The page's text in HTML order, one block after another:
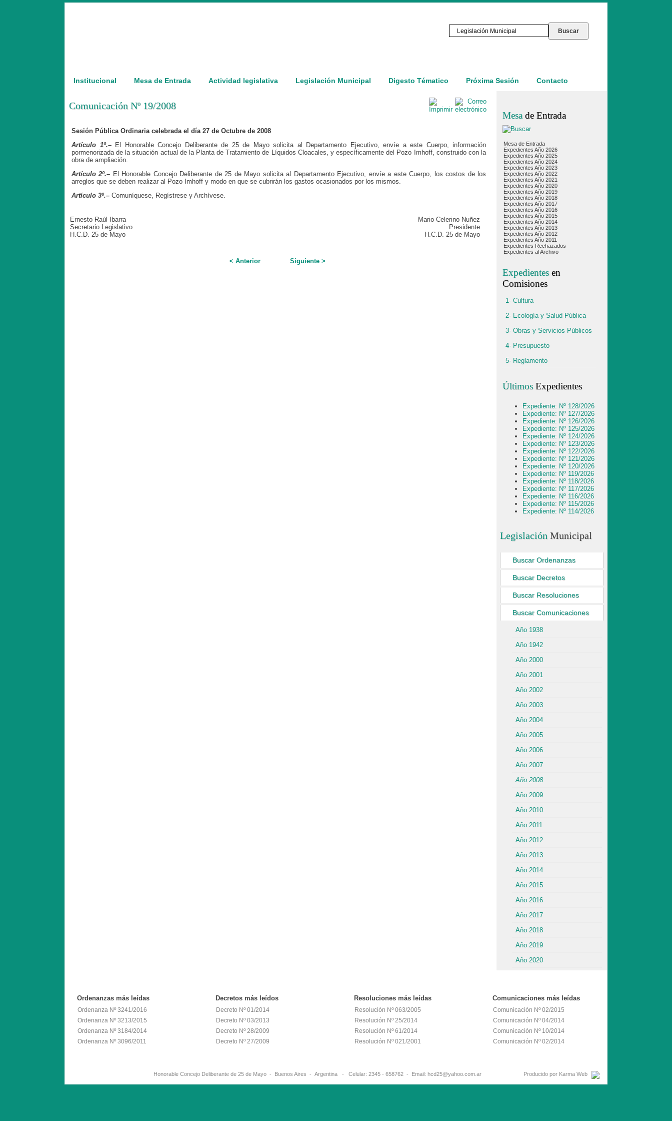
Institucional Mesa de Entrada Actividad legislativa Legislación Municipal Digesto Tématico Próxima Sesión Contacto
Comunicación Nº 19/2008
Sesión Pública Ordinaria celebrada el día 27 de Octubre de 2008
Artículo 1º.–El Honorable Concejo Deliberante de 25 de Mayo solicita al Departamento Ejecutivo, envíe a este Cuerpo, información
pormenorizada de la situación actual de la Planta de Tratamiento de Líquidos Cloacales, y específicamente del Pozo Imhoff, construido con la
obra de ampliación.
Artículo 2º.– El Honorable Concejo Deliberante de 25 de Mayo solicita al Departamento Ejecutivo, envíe a este Cuerpo, los costos de los
arreglos que se deben realizar al Pozo Imhoff y modo en que se cubrirán los gastos ocasionados por los mismos.
Artículo 3º.– Comuníquese, Regístrese y Archívese.
Ernesto Raúl Ibarra
Secretario Legislativo
H.C.D. 25 de Mayo
Mario Celerino Nuñez
Presidente
H.C.D. 25 de Mayo
< Anterior Siguiente >
Mesa de Entrada
Mesa de Entrada
Expedientes Año 2026
Expedientes Año 2025
Expedientes Año 2024
Expedientes Año 2023
Expedientes Año 2022
Expedientes Año 2021
Expedientes Año 2020
Expedientes Año 2019
Expedientes Año 2018
Expedientes Año 2017
Expedientes Año 2016
Expedientes Año 2015
Expedientes Año 2014
Expedientes Año 2013
Expedientes Año 2012
Expedientes Año 2011
Expedientes Rechazados
Expedientes al Archivo
Expedientesen
Comisiones
1- Cultura
2- Ecología y Salud Pública
3- Obras y Servicios Públicos
4- Presupuesto
5- Reglamento
ÚltimosExpedientes
Expediente: Nº 128/2026
Expediente: Nº 127/2026
Expediente: Nº 126/2026
Expediente: Nº 125/2026
Expediente: Nº 124/2026
Expediente: Nº 123/2026
Expediente: Nº 122/2026
Expediente: Nº 121/2026
Expediente: Nº 120/2026
Expediente: Nº 119/2026
Expediente: Nº 118/2026
Expediente: Nº 117/2026
Expediente: Nº 116/2026
Expediente: Nº 115/2026
Expediente: Nº 114/2026
Legislación Municipal
Buscar Ordenanzas
Buscar Decretos
Buscar Resoluciones
Buscar Comunicaciones
Año 1938
Año 1942
Año 2000
Año 2001
Año 2002
Año 2003
Año 2004
Año 2005
Año 2006
Año 2007
Año 2008
Año 2009
Año 2010
Año 2011
Año 2012
Año 2013
Año 2014
Año 2015
Año 2016
Año 2017
Año 2018
Año 2019
Año 2020
Ordenanzas más leídas
Ordenanza Nº 3241/2016
Ordenanza Nº 3213/2015
Ordenanza Nº 3184/2014
Ordenanza Nº 3096/2011
Decretos más leídos
Decreto Nº 01/2014
Decreto Nº 03/2013
Decreto Nº 28/2009
Decreto Nº 27/2009
Resoluciones más leídas
Resolución Nº 063/2005
Resolución Nº 25/2014
Resolución Nº 61/2014
Resolución Nº 021/2001
Comunicaciones más leídas
Comunicación Nº 02/2015
Comunicación Nº 04/2014
Comunicación Nº 10/2014
Comunicación Nº 02/2014
Honorable Concejo Deliberante de 25 de Mayo - Buenos Aires - Argentina - Celular: 2345 - 658762 - Email: hcd25@yahoo.com.ar Producido por Karma Web